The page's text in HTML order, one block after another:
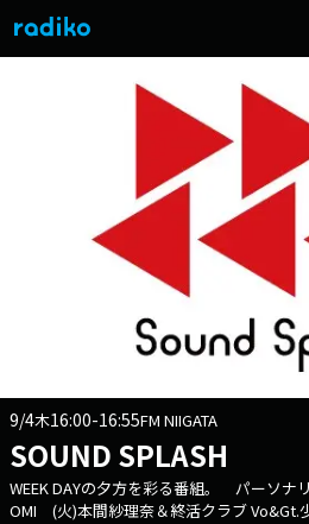
9/4木16:00-16:55FM NIIGATA
SOUND SPLASH
WEEK DAYの夕方を彩る番組。 パーソ
OMI (火)本間紗理奈＆終活クラブ